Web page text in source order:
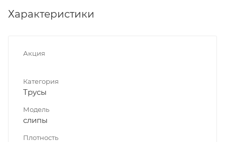
Характеристики
Акция
Категория
Трусы
Модель
слипы
Плотность